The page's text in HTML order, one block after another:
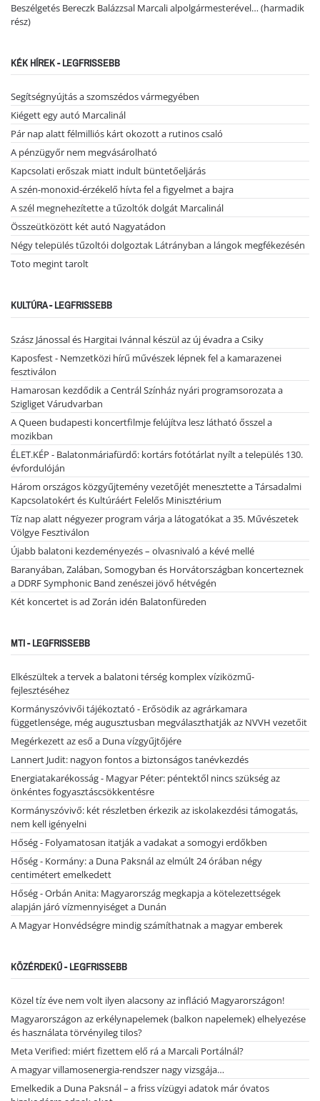
Beszélgetés Bereczk Balázzsal Marcali alpolgármesterével… (harmadik
rész)
KÉK HÍREK - LEGFRISSEBB
Segítségnyújtás a szomszédos vármegyében
Kiégett egy autó Marcalinál
Pár nap alatt félmilliós kárt okozott a rutinos csaló
A pénzügyőr nem megvásárolható
Kapcsolati erőszak miatt indult büntetőeljárás
A szén-monoxid-érzékelő hívta fel a figyelmet a bajra
A szél megnehezítette a tűzoltók dolgát Marcalinál
Összeütközött két autó Nagyatádon
Négy település tűzoltói dolgoztak Látrányban a lángok megfékezésén
Toto megint tarolt
KULTÚRA - LEGFRISSEBB
Szász Jánossal és Hargitai Ivánnal készül az új évadra a Csiky
Kaposfest - Nemzetközi hírű művészek lépnek fel a kamarazenei
fesztiválon
Hamarosan kezdődik a Centrál Színház nyári programsorozata a
Szigliget Várudvarban
A Queen budapesti koncertfilmje felújítva lesz látható ősszel a
mozikban
ÉLET.KÉP - Balatonmáriafürdő: kortárs fotótárlat nyílt a település 130.
évfordulóján
Három országos közgyűjtemény vezetőjét menesztette a Társadalmi
Kapcsolatokért és Kultúráért Felelős Minisztérium
Tíz nap alatt négyezer program várja a látogatókat a 35. Művészetek
Völgye Fesztiválon
Újabb balatoni kezdeményezés – olvasnivaló a kévé mellé
Baranyában, Zalában, Somogyban és Horvátországban koncerteznek
a DDRF Symphonic Band zenészei jövő hétvégén
Két koncertet is ad Zorán idén Balatonfüreden
MTI - LEGFRISSEBB
Elkészültek a tervek a balatoni térség komplex víziközmű-
fejlesztéséhez
Kormányszóvivői tájékoztató - Erősödik az agrárkamara
függetlensége, még augusztusban megválaszthatják az NVVH vezetőit
Megérkezett az eső a Duna vízgyűjtőjére
Lannert Judit: nagyon fontos a biztonságos tanévkezdés
Energiatakarékosság - Magyar Péter: péntektől nincs szükség az
önkéntes fogyasztáscsökkentésre
Kormányszóvivő: két részletben érkezik az iskolakezdési támogatás,
nem kell igényelni
Hőség - Folyamatosan itatják a vadakat a somogyi erdőkben
Hőség - Kormány: a Duna Paksnál az elmúlt 24 órában négy
centimétert emelkedett
Hőség - Orbán Anita: Magyarország megkapja a kötelezettségek
alapján járó vízmennyiséget a Dunán
A Magyar Honvédségre mindig számíthatnak a magyar emberek
KÖZÉRDEKŰ - LEGFRISSEBB
Közel tíz éve nem volt ilyen alacsony az infláció Magyarországon!
Magyarországon az erkélynapelemek (balkon napelemek) elhelyezése
és használata törvényileg tilos?
Meta Verified: miért fizettem elő rá a Marcali Portálnál?
A magyar villamosenergia-rendszer nagy vizsgája…
Emelkedik a Duna Paksnál – a friss vízügyi adatok már óvatos